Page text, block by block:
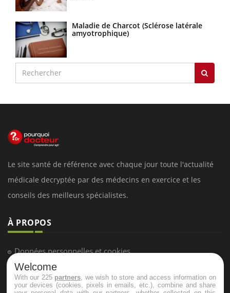
Maladie de Charcot (Sclérose latérale
amyotrophique)
Le site santé de référence avec chaque jour toute l'actualité
médicale decryptée par des médecins en exercice et les
conseils des meilleurs spécialistes.
À PROPOS
Données personnelles et cookies
Qui sommes-nous
Conditions d'utilisation
Welcome
With our 225 partners , we wish to store and access information on
your devices (cookies, pixels in emails, etc.), combine and share